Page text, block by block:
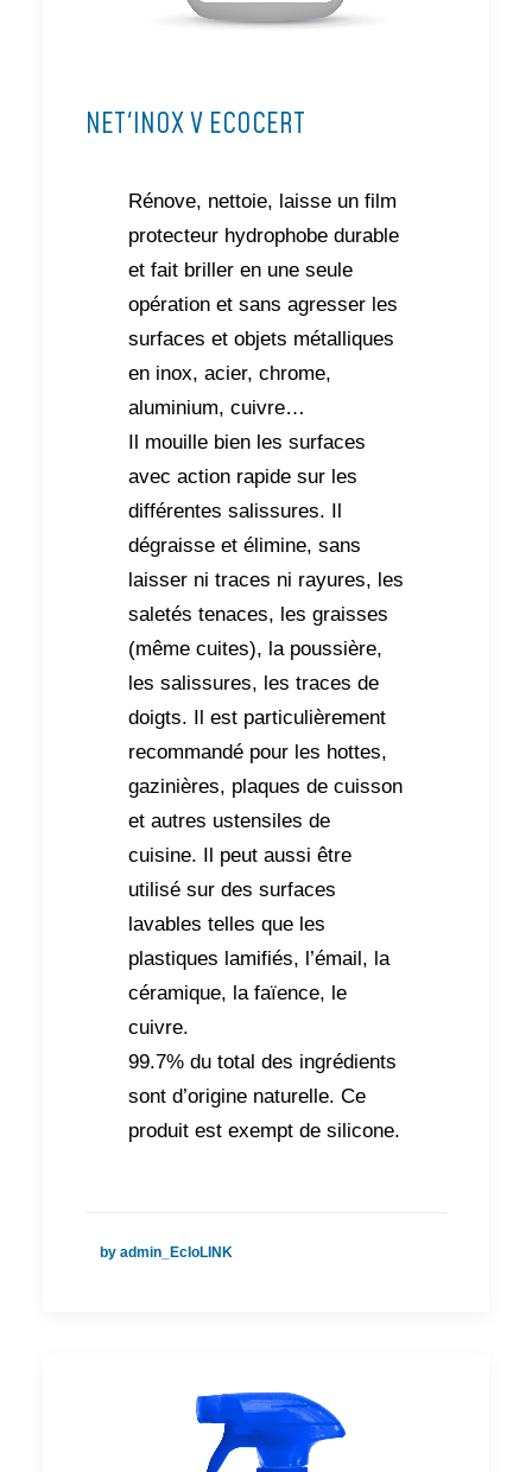
NET'INOX V ECOCERT
Rénove, nettoie, laisse un film
protecteur hydrophobe durable
et fait briller en une seule
opération et sans agresser les
surfaces et objets métalliques
en inox, acier, chrome,
aluminium, cuivre…
Il mouille bien les surfaces
avec action rapide sur les
différentes salissures. Il
dégraisse et élimine, sans
laisser ni traces ni rayures, les
saletés tenaces, les graisses
(même cuites), la poussière,
les salissures, les traces de
doigts. Il est particulièrement
recommandé pour les hottes,
gazinières, plaques de cuisson
et autres ustensiles de
cuisine. Il peut aussi être
utilisé sur des surfaces
lavables telles que les
plastiques lamifiés, l’émail, la
céramique, la faïence, le
cuivre.
99.7% du total des ingrédients
sont d’origine naturelle. Ce
produit est exempt de silicone.
by admin_EcloLINK